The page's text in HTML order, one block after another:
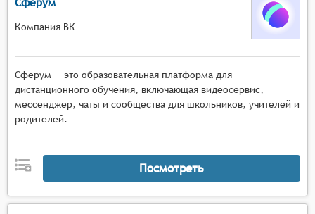
Компания ВК
Сферум — это образовательная платформа для
дистанционного обучения, включающая видеосервис,
мессенджер, чаты и сообщества для школьников, учителей и
родителей.
Посмотреть